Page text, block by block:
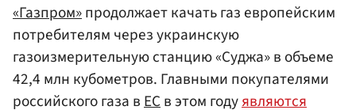
«Газпром»продолжает качать газ европейским
потребителям через украинскую
газоизмерительную станцию «Суджа» в объеме
42,4 млн кубометров. Главными покупателями
российского газа вЕСв этом годуявляются